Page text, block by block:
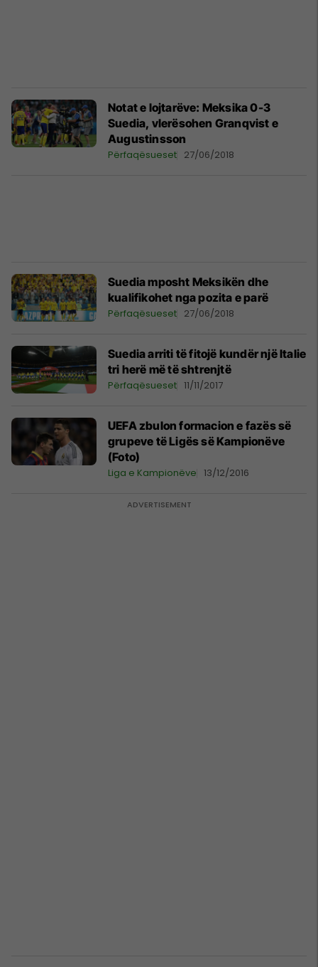
Notat e lojtarëve: Meksika 0-3
Suedia, vlerësohen Granqvist e
Augustinsson
Përfaqësueset 27/06/2018
Suedia mposht Meksikën dhe
kualifikohet nga pozita e parë
Përfaqësueset 27/06/2018
Suedia arriti të fitojë kundër një Italie
tri herë më të shtrenjtë
Përfaqësueset 11/11/2017
UEFA zbulon formacion e fazës së
grupeve të Ligës së Kampionëve
(Foto)
Liga e Kampionëve 13/12/2016